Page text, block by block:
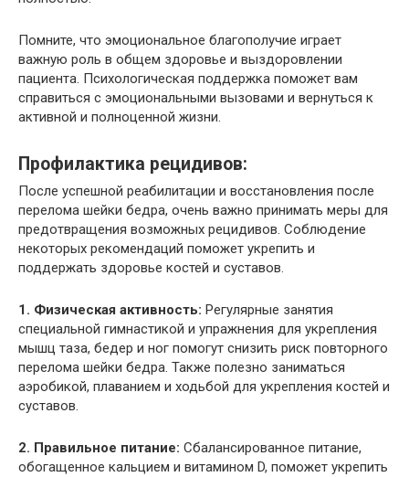
Помните, что эмоциональное благополучие играет
важную роль в общем здоровье и выздоровлении
пациента. Психологическая поддержка поможет вам
справиться с эмоциональными вызовами и вернуться к
активной и полноценной жизни.
Профилактика рецидивов:
После успешной реабилитации и восстановления после
перелома шейки бедра, очень важно принимать меры для
предотвращения возможных рецидивов. Соблюдение
некоторых рекомендаций поможет укрепить и
поддержать здоровье костей и суставов.
1. Физическая активность: Регулярные занятия
специальной гимнастикой и упражнения для укрепления
мышц таза, бедер и ног помогут снизить риск повторного
перелома шейки бедра. Также полезно заниматься
аэробикой, плаванием и ходьбой для укрепления костей и
суставов.
2. Правильное питание: Сбалансированное питание,
обогащенное кальцием и витамином D, поможет укрепить